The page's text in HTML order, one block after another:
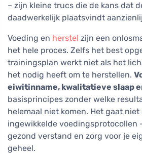
– zijn kleine trucs die de kans dat
daadwerkelijk plaatsvindt
Voeding en herstel zijn een
het hele proces. Zelfs het best
trainingsplan werkt niet als het
het nodig heeft om te herstellen.
eiwitinname, kwalitatieve slaap
basisprincipes zonder welke
helemaal niet komen. Het gaat
ingewikkelde voedingsprotocollen
gezond verstand en zorg voor je
geheel.